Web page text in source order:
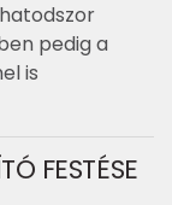
pedig a
is
FESTÉSE